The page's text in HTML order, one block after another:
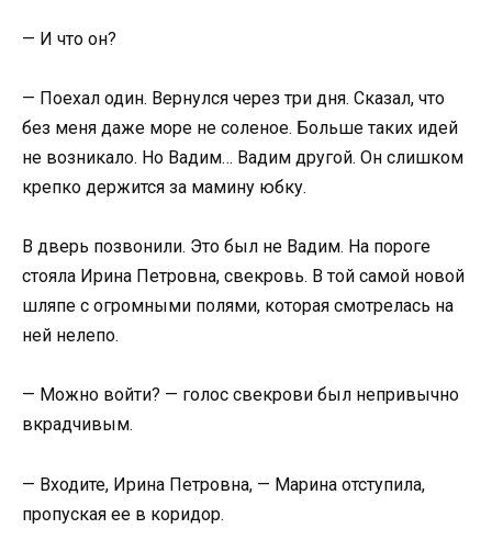
— И что он?
— Поехал один. Вернулся через три дня. Сказал, что
без меня даже море не соленое. Больше таких идей
не возникало. Но Вадим… Вадим другой. Он слишком
крепко держится за мамину юбку.
В дверь позвонили. Это был не Вадим. На пороге
стояла Ирина Петровна, свекровь. В той самой новой
шляпе с огромными полями, которая смотрелась на
ней нелепо.
— Можно войти? — голос свекрови был непривычно
вкрадчивым.
— Входите, Ирина Петровна, — Марина отступила,
пропуская ее в коридор.